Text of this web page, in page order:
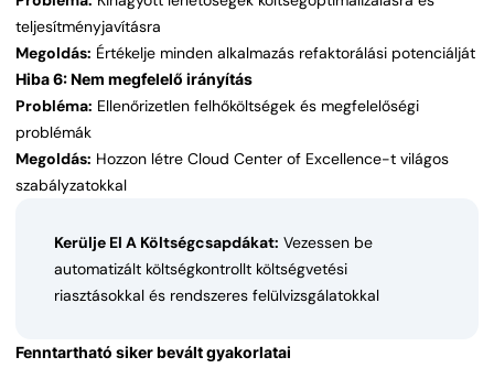
teljesítményjavításra
Megoldás: Értékelje minden alkalmazás refaktorálási potenciálját
Hiba 6: Nem megfelelő irányítás
Probléma: Ellenőrizetlen felhőköltségek és megfelelőségi
problémák
Megoldás: Hozzon létre Cloud Center of Excellence-t világos
szabályzatokkal
Kerülje El A Költségcsapdákat: Vezessen be
automatizált költségkontrollt költségvetési
riasztásokkal és rendszeres felülvizsgálatokkal
Fenntartható siker bevált gyakorlatai